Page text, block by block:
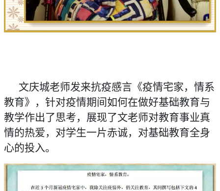
文庆城老师发来抗疫感言《疫情宅家，情系
教育》，针对疫情期间如何在做好基础教育与
教学作出了思考，展现了文老师对教育事业真
情的热爱，对学生一片赤诚，对基础教育全身
心的投入。